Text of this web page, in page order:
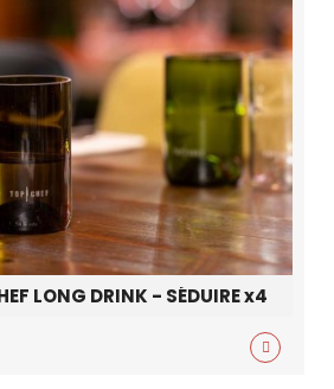
LONG DRINK - SÉDUIRE x4